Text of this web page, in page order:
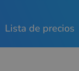
Lista de precios